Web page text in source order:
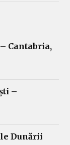
Cantabria,
–
Dunării